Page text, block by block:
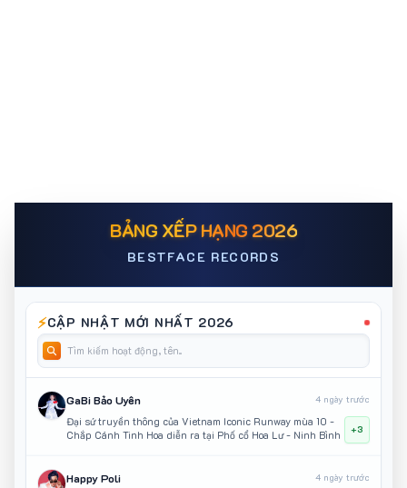
BẢNG XẾP HẠNG 2026
BESTFACE RECORDS
⚡CẬP NHẬT MỚI NHẤT 2026
GaBi Bảo Uyên 4 ngày trước
Đại sứ truyền thông của Vietnam Iconic Runway mùa 10 -
Chắp Cánh Tinh Hoa diễn ra tại Phố cổ Hoa Lư - Ninh Bình
+3
Happy Poli 4 ngày trước